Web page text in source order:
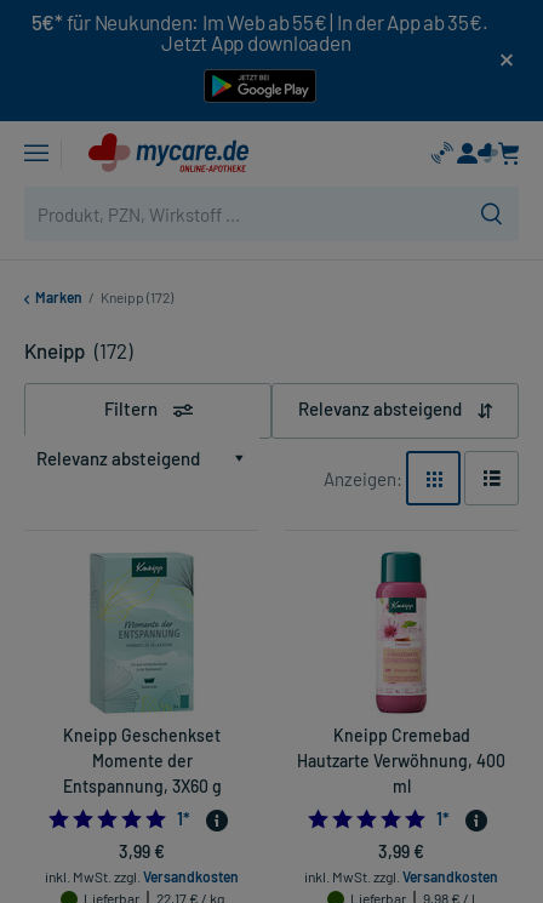
5€* für Neukunden: Im Web ab 55€ | In der App ab 35€.
Jetzt App downloaden
Marken / Kneipp (172)
Kneipp (172)
Filtern Relevanz absteigend
Relevanz absteigend
Anzeigen:
Kneipp Geschenkset
Momente der
Entspannung, 3X60 g
5.0
1*
3,99 €
inkl. MwSt. zzgl. Versandkosten
Lieferbar
22,17 € / kg
Kneipp Cremebad
Hautzarte Verwöhnung, 400
ml
5.0
1*
3,99 €
inkl. MwSt. zzgl. Versandkosten
Lieferbar
9,98 € / l